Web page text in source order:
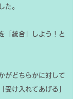
た。
「統合」しよう！と
がどちらかに対して
受け入れてあげる」